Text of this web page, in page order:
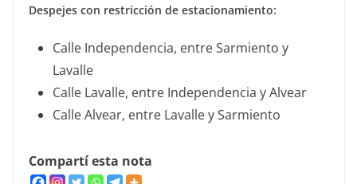
Despejes con restricción de estacionamiento:
Calle Independencia, entre Sarmiento y
Lavalle
Calle Lavalle, entre Independencia y Alvear
Calle Alvear, entre Lavalle y Sarmiento
Compartí esta nota